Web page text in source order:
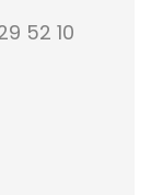
52 10